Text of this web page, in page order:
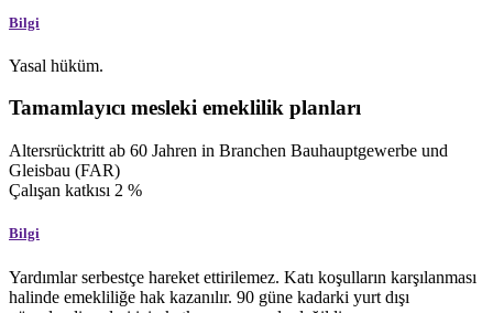
Bilgi
Yasal hüküm.
Tamamlayıcı mesleki emeklilik planları
Altersrücktritt ab 60 Jahren in Branchen Bauhauptgewerbe und
Gleisbau (FAR)
Çalışan katkısı 2 %
Bilgi
Yardımlar serbestçe hareket ettirilemez. Katı koşulların karşılanması
halinde emekliliğe hak kazanılır. 90 güne kadarki yurt dışı